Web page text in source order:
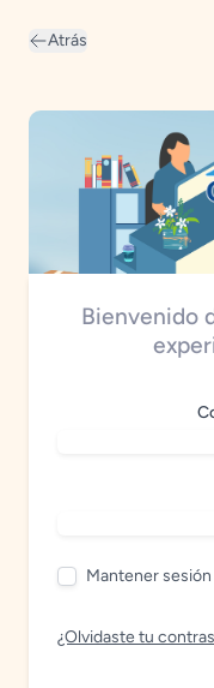
Atrás
Bienvenido
Mantener
¿Olvidaste tu